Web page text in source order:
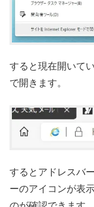
すると現在開いて
で開きます。
するとアドレスバ
ーのアイコンが表